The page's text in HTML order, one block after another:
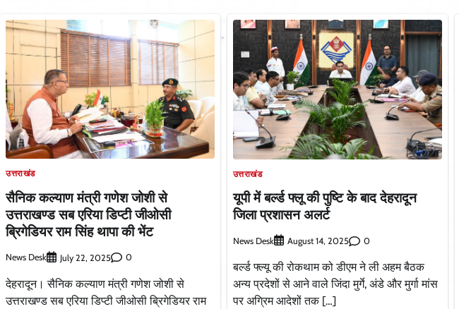
उत्तराखंड
सैनिक कल्याण मंत्री गणेश जोशी से
उत्तराखण्ड सब एरिया डिप्टी जीओसी
ब्रिगेडियर राम सिंह थापा की भेंट
News Desk July 22, 2025 0
देहरादून। सैनिक कल्याण मंत्री गणेश जोशी से
उत्तराखण्ड सब एरिया डिप्टी जीओसी ब्रिगेडियर राम
उत्तराखंड
यूपी में बर्ल्ड फ्लू की पुष्टि के बाद देहरादून
जिला प्रशासन अलर्ट
News Desk August 14, 2025 0
बर्ल्ड फ्ल्यू की रोकथाम को डीएम ने ली अहम बैठक
अन्य प्रदेशों से आने वाले जिंदा मुर्गे, अंडे और मुर्गा मांस
पर अग्रिम आदेशों तक […]